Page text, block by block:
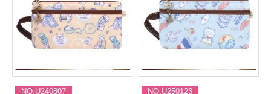
NO.U240807 NO.U250123